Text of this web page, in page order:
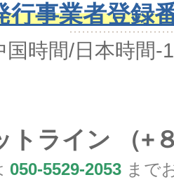
行事業者登録
国時間/日本時間-
トライン （+
050-5529-2053 まで